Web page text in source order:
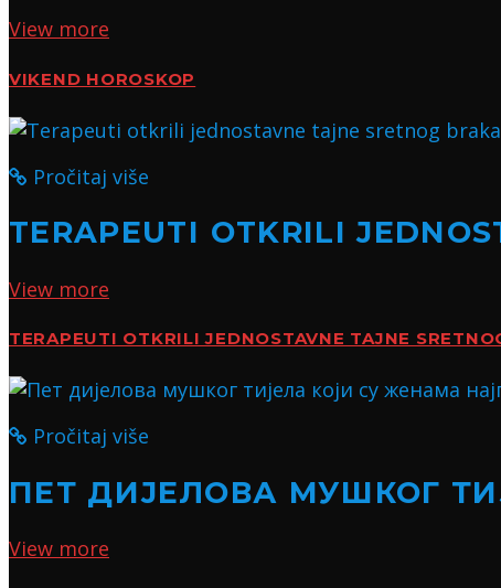
View more
VIKEND HOROSKOP
Pročitaj više
TERAPEUTI OTKRILI
View more
TERAPEUTI OTKRILI JEDNOSTAVNE TAJNE
Pročitaj više
ПЕТ ДИЈЕЛОВА МУШКОГ
View more